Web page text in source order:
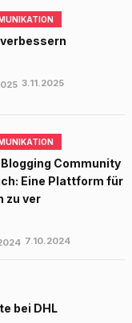
3.11.2025
Community
Eine Plattform für
zu ver
7.10.2024
bei DHL